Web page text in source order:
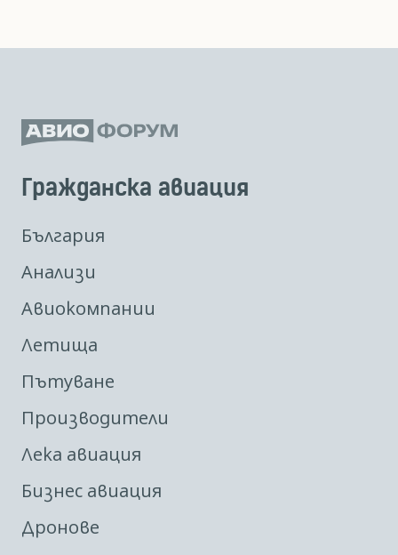
Гражданска авиация
България
Анализи
Авиокомпании
Летища
Пътуване
Производители
Лека авиация
Бизнес авиация
Дронове